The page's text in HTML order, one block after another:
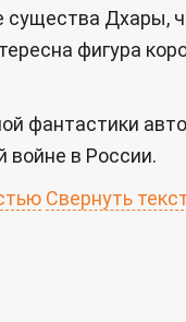
существа Дхары,
фигура
фантастики
войне в России.
Свернуть